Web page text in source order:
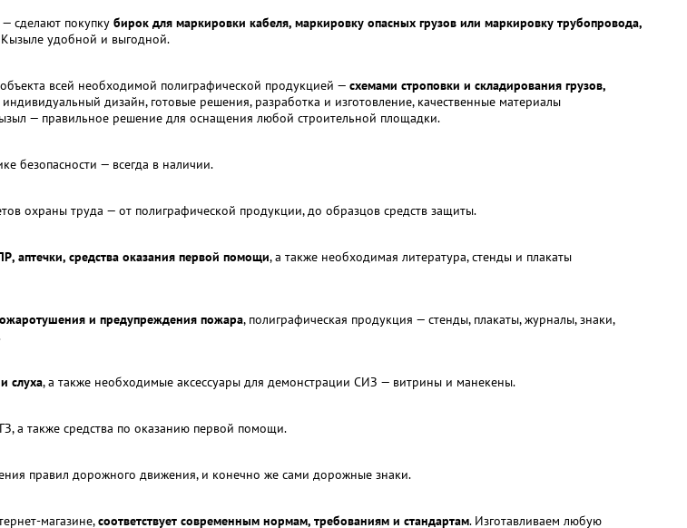
сделают покупку бирок для маркировки кабеля, маркировку опасных грузов или маркировку трубопровода,
Кызыле удобной и выгодной.
всей необходимой полиграфической продукцией — схемами строповки и складирования грузов,
индивидуальный дизайн, готовые решения, разработка и изготовление, качественные материалы
— правильное решение для оснащения любой строительной площадки.
безопасности — всегда в наличии.
охраны труда — от полиграфической продукции, до образцов средств защиты.
аптечки, средства оказания первой помощи, а также необходимая литература, стенды и плакаты
и предупреждения пожара, полиграфическая продукция — стенды, плакаты, журналы, знаки,
слуха, а также необходимые аксессуары для демонстрации СИЗ — витрины и манекены.
а также средства по оказанию первой помощи.
правил дорожного движения, и конечно же сами дорожные знаки.
магазине,соответствует современным нормам, требованиям и стандартам. Изготавливаем любую